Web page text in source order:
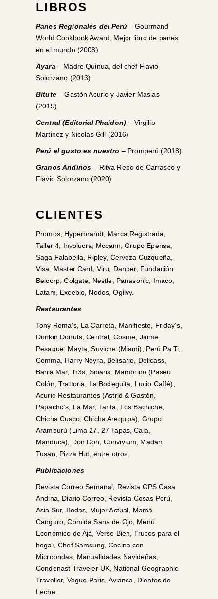
LIBROS
Panes Regionales del Perú– Gourmand
World Cookbook Award, Mejor libro de panes
en el mundo (2008)
Ayara – Madre Quinua, del chef Flavio
Solorzano (2013)
Bitute– Gastón Acurio y Javier Masias
(2015)
Central (Editorial Phaidon)– Virgilio
Martinez y Nicolas Gill (2016)
Perú el gusto es nuestro – Promperú (2018)
Granos Andinos – Ritva Repo de Carrasco y
Flavio Solorzano (2020)
CLIENTES
Promos, Hyperbrandt, Marca Registrada,
Taller 4, Involucra, Mccann, Grupo Epensa,
Saga Falabella, Ripley, Cerveza Cuzqueña,
Visa, Master Card, Viru, Danper, Fundación
Belcorp, Colgate, Nestle, Panasonic, Imaco,
Latam, Excebio, Nodos, Ogilvy.
Restaurantes
Tony Roma’s, La Carreta, Manifiesto, Friday’s,
Dunkin Donuts, Central, Cosme, Jaime
Pesaque: Mayta, Suviche (Miami), Perú Pa Ti,
Comma, Harry Neyra, Belisario, Delicass,
Barra Mar, Tr3s, Sibaris, Mambrino (Paseo
Colón, Trattoria, La Bodeguita, Lucio Caffé),
Acurio Restaurantes (Astrid & Gastón,
Papacho’s, La Mar, Tanta, Los Bachiche,
Chicha Cusco, Chicha Arequipa), Grupo
Aramburú (Lima 27, 27 Tapas, Cala,
Manduca), Don Doh, Convivium, Madam
Tusan, Pizza Hut, entre otros.
Publicaciones
Revista Correo Semanal, Revista GPS Casa
Andina, Diario Correo, Revista Cosas Perú,
Asia Sur, Bodas, Mujer Actual, Mamá
Canguro, Comida Sana de Ojo, Menú
Económico de Ajá, Verse Bien, Trucos para el
hogar, Chef Samsung, Cocina con
Microondas, Manualidades Navideñas,
Condenast Traveler UK, National Geographic
Traveller, Vogue Paris, Avianca, Dientes de
Leche.